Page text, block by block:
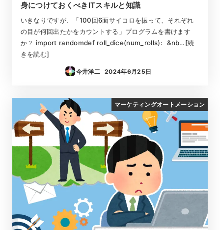
身につけておくべきITスキルと知識
いきなりですが、「100回6面サイコロを振って、それぞれ
の目が何回出たかをカウントする」プログラムを書けます
か？ import randomdef roll_dice(num_rolls): &nb…[続
きを読む]
今井洋二
投稿日
2024年6月25日
マーケティングオートメーション